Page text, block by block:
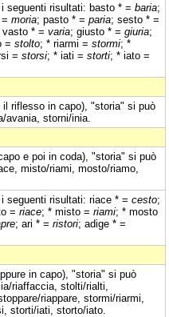
seguenti risultati: basto * = baria;
moria; pasto * = paria; sesto * =
vasto * = varia; giusto * = giuria;
= stolto; * riarmi = stormi; *
= storsi; * iati = storti; * iato =
riflesso in capo), "storia" si può
avania, storni/inia.
e poi in coda), "storia" si può
misto/riami, mosto/riamo,
seguenti risultati: riace * = cesto;
= riace; * misto = riami; * mosto
; ari * = ristori; adige * =
in capo), "storia" si può
riaffaccia, stolti/rialti,
riappare, stormi/riarmi,
storti/iati, storto/iato.